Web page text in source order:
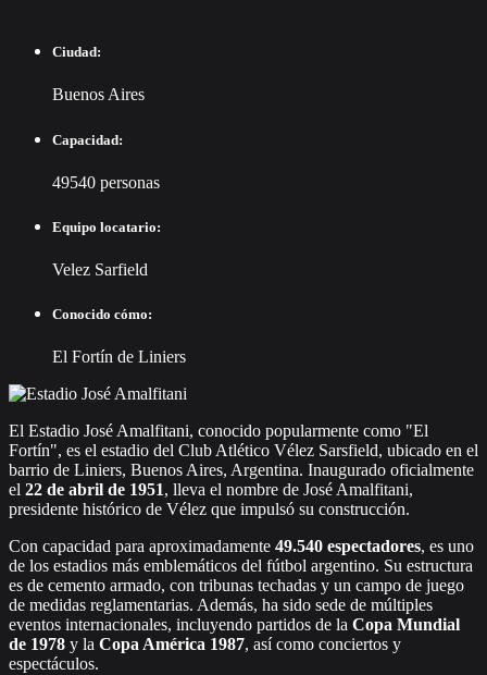
Ciudad:
Buenos Aires
Capacidad:
49540 personas
Equipo locatario:
Velez Sarfield
Conocido cómo:
El Fortín de Liniers
El Estadio José Amalfitani, conocido popularmente como "El
Fortín", es el estadio del Club Atlético Vélez Sarsfield, ubicado en el
barrio de Liniers, Buenos Aires, Argentina. Inaugurado oficialmente
el 22 de abril de 1951, lleva el nombre de José Amalfitani,
presidente histórico de Vélez que impulsó su construcción.
Con capacidad para aproximadamente 49.540 espectadores, es uno
de los estadios más emblemáticos del fútbol argentino. Su estructura
es de cemento armado, con tribunas techadas y un campo de juego
de medidas reglamentarias. Además, ha sido sede de múltiples
eventos internacionales, incluyendo partidos de la Copa Mundial
de 1978 y la Copa América 1987, así como conciertos y
espectáculos.